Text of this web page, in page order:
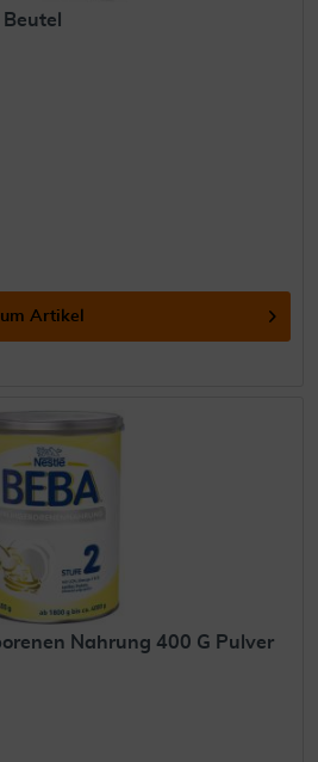
Artikel
Nahrung 400 G Pulver